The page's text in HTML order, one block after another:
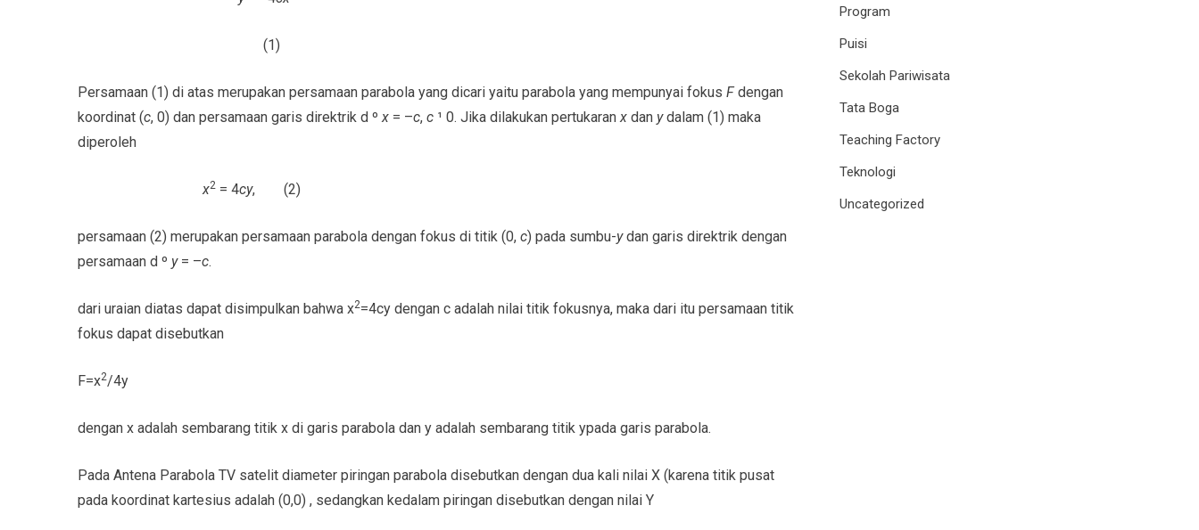
(1)
Persamaan (1) di atas merupakan persamaan parabola yang dicari yaitu parabola yang mempunyai fokus Fdengan
koordinat (c, 0) dan persamaan garis direktrik d ºx = –c, c ¹ 0. Jika dilakukan pertukaranx dan ydalam (1) maka
diperoleh
x2 = 4cy, (2)
persamaan (2) merupakan persamaan parabola dengan fokus di titik (0, c) pada sumbu-ydan garis direktrik dengan
persamaan d º y= –c.
dari uraian diatas dapat disimpulkan bahwa x2=4cy dengan c adalah nilai titik fokusnya, maka dari itu persamaan titik
fokus dapat disebutkan
F=x2/4y
dengan x adalah sembarang titik x di garis parabola dan y adalah sembarang titik ypada garis parabola.
Pada Antena Parabola TV satelit diameter piringan parabola disebutkan dengan dua kali nilai X (karena titik pusat
pada koordinat kartesius adalah (0,0) , sedangkan kedalam piringan disebutkan dengan nilai Y
Program
Puisi
Sekolah Pariwisata
Tata Boga
Teaching Factory
Teknologi
Uncategorized